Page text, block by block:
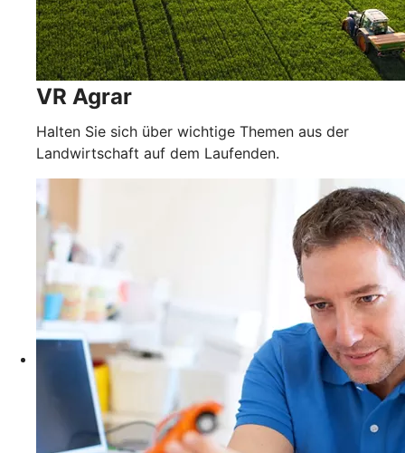
VR Agrar
Halten Sie sich über wichtige Themen aus der
Landwirtschaft auf dem Laufenden.